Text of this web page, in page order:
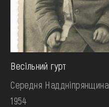
Весільний гурт
Середня Наддніпрянщина
1954